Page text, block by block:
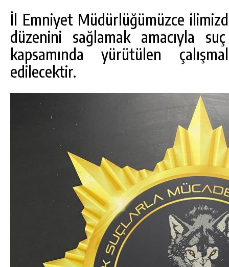
İl Emniyet Müdürlüğümüzce
düzenini sağlamak amacıyla
kapsamında yürütülen
edilecektir.